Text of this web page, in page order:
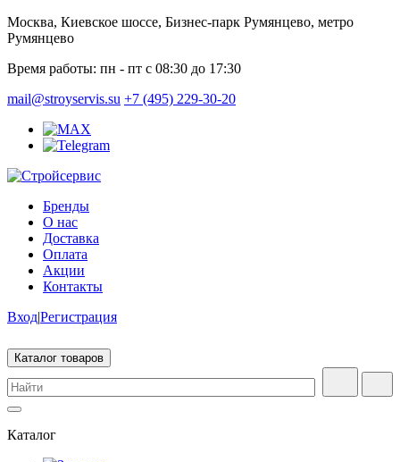
Москва, Киевское шоссе, Бизнес-парк Румянцево, метро
Румянцево
Время работы: пн - пт с 08:30 до 17:30
mail@stroyservis.su +7 (495) 229-30-20
Бренды
О нас
Доставка
Оплата
Акции
Контакты
Вход|Регистрация
Каталог товаров
Каталог